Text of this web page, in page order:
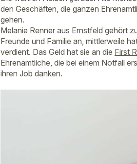
den Geschäften, die ganzen
gehen.
Melanie Renner aus Ernstfeld gehört
Freunde und Familie an, mittlerweile
verdient. Das Geld hat sie an die First
Ehrenamtliche, die bei einem Notfall
ihren Job danken.